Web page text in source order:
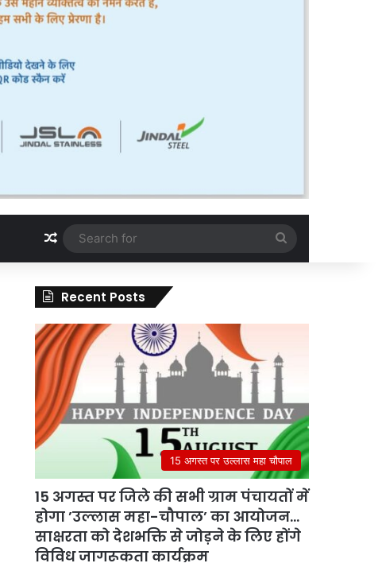
Random Article
for
Recent Posts
15 अगस्त पर उल्लास महा चौपाल
15 अगस्त पर जिले की सभी ग्राम पंचायतों में
होगा ’उल्लास महा-चौपाल’ का आयोजन…
साक्षरता को देशभक्ति से जोड़ने के लिए होंगे
विविध जागरूकता कार्यक्रम